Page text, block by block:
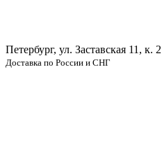
Петербург, ул. Заставская 11, к. 2
Доставка по России и СНГ